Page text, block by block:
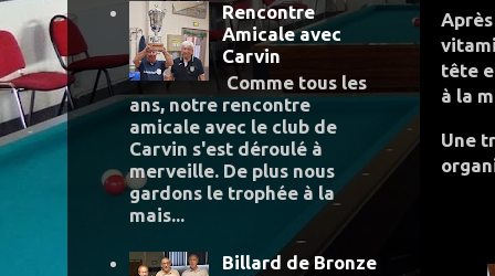
tête
à la
Une
Rencontre
Amicale avec
Carvin
Comme tous les
ans, notre rencontre
amicale avec le club de
Carvin s'est déroulé à
merveille. De plus nous
gardons le trophée à la
mais...
Billard de Bronze